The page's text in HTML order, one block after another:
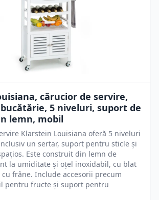
cărucior de servire,
5 niveluri, suport de
lemn, mobil
Klarstein Louisiana oferă 5 niveluri
un sertar, suport pentru sticle și
Este construit din lemn de
la umiditate și oțel inoxidabil, cu blat
frâne. Include accesorii precum
pentru fructe și suport pentru